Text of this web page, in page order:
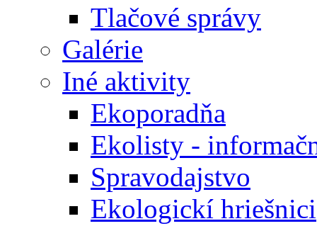
Tlačové správy
Galérie
Iné aktivity
Ekoporadňa
Ekolisty -
Spravodajstvo
Ekologickí hriešnici